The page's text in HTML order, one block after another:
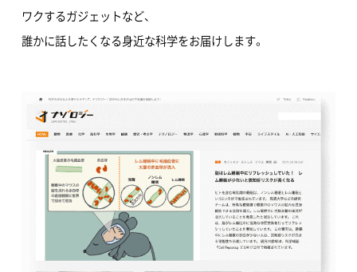
ワクするガジェットなど、
誰かに話したくなる身近な科学をお届けします。